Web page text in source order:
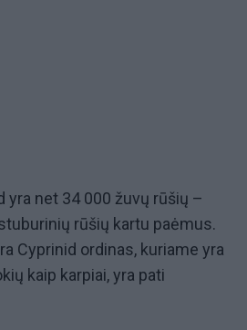
yra net 34 000 žuvų rūšių –
rūšių kartu paėmus.
Cyprinid ordinas, kuriame yra
kaip karpiai, yra pati